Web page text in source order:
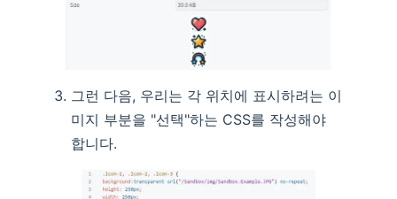
그런 다음, 우리는 각 위치에 표시하려는 이
미지 부분을 "선택"하는 CSS를 작성해야
합니다.